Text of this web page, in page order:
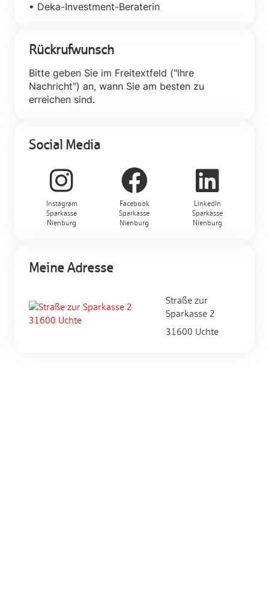
• Deka-Investment-Beraterin
Rückrufwunsch
Bitte geben Sie im Freitextfeld ("Ihre
Nachricht") an, wann Sie am besten zu
erreichen sind.
Social Media
Instagram
Sparkasse
Nienburg
Facebook
Sparkasse
Nienburg
LinkedIn
Sparkasse
Nienburg
Meine Adresse
Straße zur
Sparkasse 2
31600 Uchte